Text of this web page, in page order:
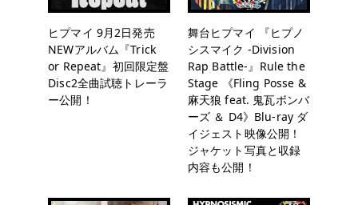
ヒプマイ 9月2日発売
NEWアルバム『Trick
or Repeat』初回限定盤
Disc2全曲試聴トレーラ
ー公開！
舞台ヒプマイ 『ヒプノ
シスマイク -Division
Rap Battle-』Rule the
Stage 《Fling Posse &
麻天狼 feat. 鬼瓦ボンバ
ーズ ＆ D4》Blu-ray ダ
イジェスト映像公開！
ジャケット写真と収録
内容も公開！